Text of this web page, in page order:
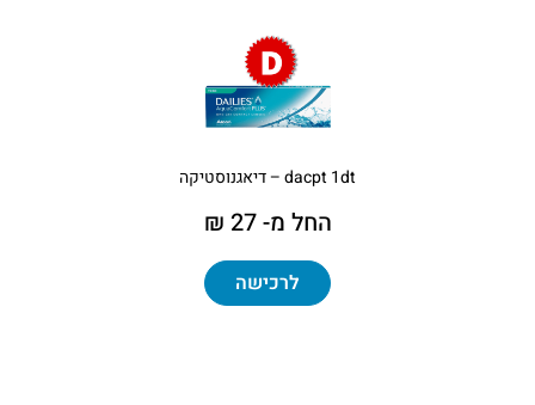
dacpt 1dt – דיאגנוסטיקה
החל מ- 27 ₪
לרכישה